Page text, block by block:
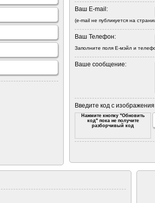
Ваш E-mail:
(e-mail не публикуется на
Ваш Телефон:
Заполните поля Е-мэйл и
Ваше сообщение:
Введите код с
Нажмите кнопку "Обновить
код" пока не получите
разборчивый код